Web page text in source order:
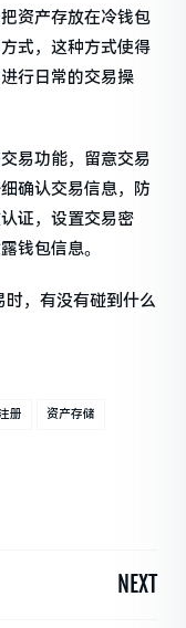
资产存放在冷钱包
式，这种方式使得
行日常的交易操
易功能，留意交易
确认交易信息，防
证，设置交易密
钱包信息。
，有没有碰到什么
册 资产存储
NEXT